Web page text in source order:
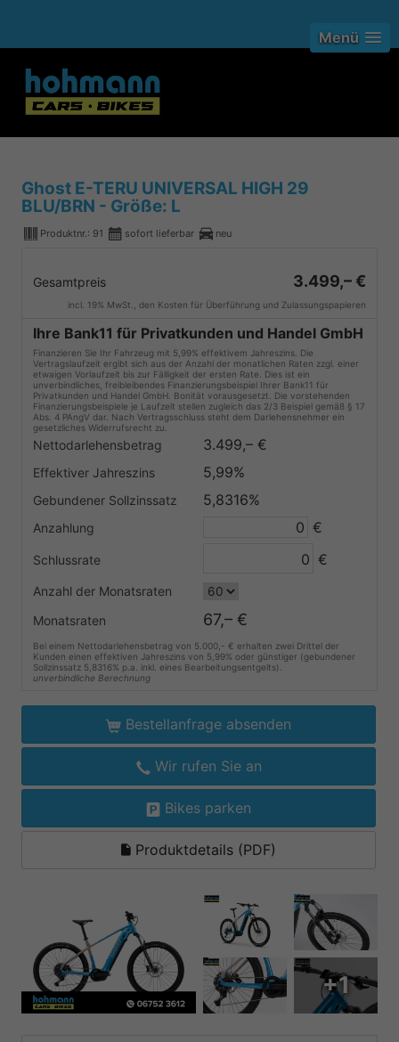
Menü
Ghost E-TERU UNIVERSAL HIGH 29
BLU/BRN - Größe: L
Produktnr.: 91 sofort lieferbar neu
Gesamtpreis 3.499,– €
incl. 19% MwSt., den Kosten für Überführung und Zulassungspapieren
Ihre Bank11 für Privatkunden und Handel GmbH
Finanzieren Sie Ihr Fahrzeug mit 5,99% effektivem Jahreszins. Die
Vertragslaufzeit ergibt sich aus der Anzahl der monatlichen Raten zzgl. einer
etwaigen Vorlaufzeit bis zur Fälligkeit der ersten Rate. Dies ist ein
unverbindliches, freibleibendes Finanzierungsbeispiel Ihrer Bank11 für
Privatkunden und Handel GmbH. Bonität vorausgesetzt. Die vorstehenden
Finanzierungsbeispiele je Laufzeit stellen zugleich das 2/3 Beispiel gemäß § 17
Abs. 4 PAngV dar. Nach Vertragsschluss steht dem Darlehensnehmer ein
gesetzliches Widerrufsrecht zu.
Nettodarlehensbetrag 3.499,– €
Effektiver Jahreszins 5,99%
Gebundener Sollzinssatz 5,8316%
Anzahlung €
Schlussrate €
Anzahl der Monatsraten
Monatsraten
67,– €
Bei einem Nettodarlehensbetrag von 5.000,- € erhalten zwei Drittel der
Kunden einen effektiven Jahreszins von 5,99% oder günstiger (gebundener
Sollzinssatz 5,8316% p.a. inkl. eines Bearbeitungsentgelts).
unverbindliche Berechnung
Bestellanfrage absenden
Wir rufen Sie an
Bikes parken
Produktdetails (PDF)
+1